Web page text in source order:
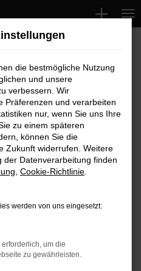
für
Top-
für
im Autohaus
die bestmögliche Nutzung
und unsere
verbessern. Wir
Präferenzen und verarbeiten
nur, wenn Sie uns Ihre
zu einem späteren
können Sie die
Zukunft widerrufen. Weitere
der Datenverarbeitung finden
Cookie-Richtlinie
werden von uns eingesetzt:
um die
zu gewährleisten.